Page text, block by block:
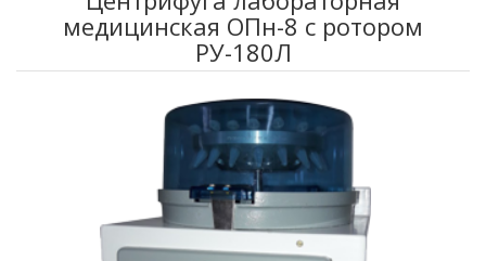
медицинская ОПн-8 с ротором
РУ-180Л